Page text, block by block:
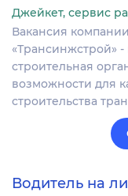
Джейкет, сервис
Вакансия
«Трансинжстрой»
строительная
возможности для
строительства
Водитель на